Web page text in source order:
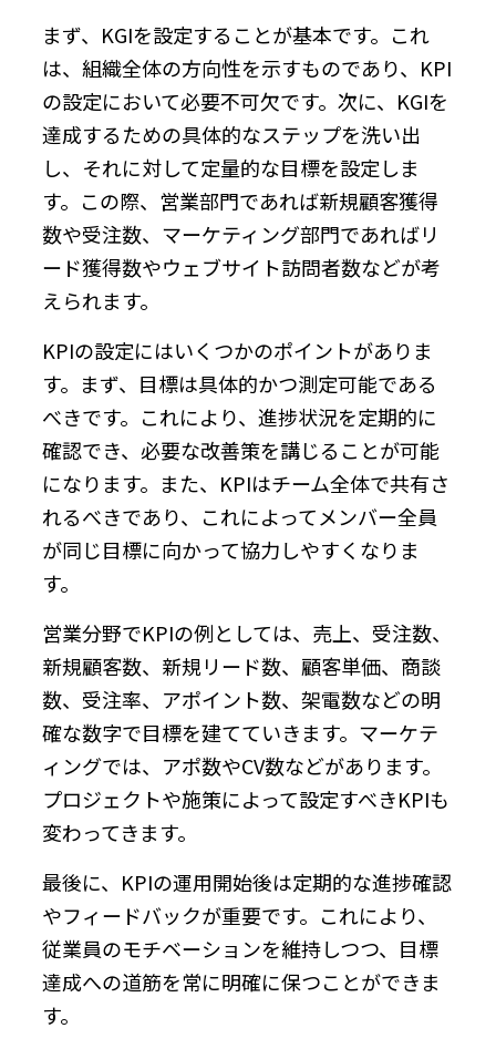
まず、KGIを設定することが基本です。これ
は、組織全体の方向性を示すものであり、KPI
の設定において必要不可欠です。次に、KGIを
達成するための具体的なステップを洗い出
し、それに対して定量的な目標を設定しま
す。この際、営業部門であれば新規顧客獲得
数や受注数、マーケティング部門であればリ
ード獲得数やウェブサイト訪問者数などが考
えられます。
KPIの設定にはいくつかのポイントがありま
す。まず、目標は具体的かつ測定可能である
べきです。これにより、進捗状況を定期的に
確認でき、必要な改善策を講じることが可能
になります。また、KPIはチーム全体で共有さ
れるべきであり、これによってメンバー全員
が同じ目標に向かって協力しやすくなりま
す。
営業分野でKPIの例としては、売上、受注数、
新規顧客数、新規リード数、顧客単価、商談
数、受注率、アポイント数、架電数などの明
確な数字で目標を建てていきます。マーケテ
ィングでは、アポ数やCV数などがあります。
プロジェクトや施策によって設定すべきKPIも
変わってきます。
最後に、KPIの運用開始後は定期的な進捗確認
やフィードバックが重要です。これにより、
従業員のモチベーションを維持しつつ、目標
達成への道筋を常に明確に保つことができま
す。